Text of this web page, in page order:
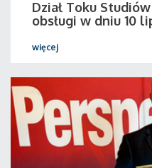
Dział Toku
obsługi w dniu 10
więcej